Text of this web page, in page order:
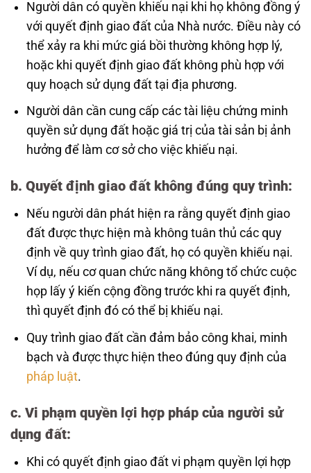
Người dân có quyền khiếu nại khi họ không đồng ý
với quyết định giao đất của Nhà nước. Điều này có
thể xảy ra khi mức giá bồi thường không hợp lý,
hoặc khi quyết định giao đất không phù hợp với
quy hoạch sử dụng đất tại địa phương.
Người dân cần cung cấp các tài liệu chứng minh
quyền sử dụng đất hoặc giá trị của tài sản bị ảnh
hưởng để làm cơ sở cho việc khiếu nại.
b. Quyết định giao đất không đúng quy trình:
Nếu người dân phát hiện ra rằng quyết định giao
đất được thực hiện mà không tuân thủ các quy
định về quy trình giao đất, họ có quyền khiếu nại.
Ví dụ, nếu cơ quan chức năng không tổ chức cuộc
họp lấy ý kiến cộng đồng trước khi ra quyết định,
thì quyết định đó có thể bị khiếu nại.
Quy trình giao đất cần đảm bảo công khai, minh
bạch và được thực hiện theo đúng quy định của
pháp luật.
c. Vi phạm quyền lợi hợp pháp của người sử
dụng đất:
Khi có quyết định giao đất vi phạm quyền lợi hợp